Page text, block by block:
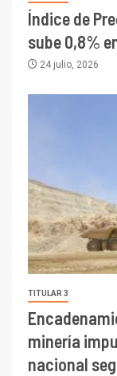
Índice de
sube 0,8%
24 julio, 2026
TITULAR 3
minería
nacional